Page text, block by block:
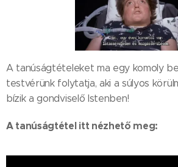
A tanúságtételeket ma egy komoly
testvérünk folytatja, aki a súlyos
bízik a gondviselő Istenben!
A tanúságtétel itt nézhető meg: